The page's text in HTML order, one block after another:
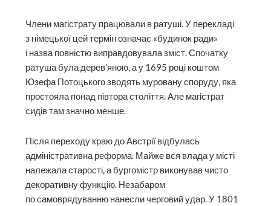
Члени магістрату працювали в ратуші. У перекладі
з німецької цей термін означає «будинок ради»
і назва повністю виправдовувала зміст. Спочатку
ратуша була дерев’яною, а у 1695 році кош­том
Юзефа Потоцького зводять муровану споруду, яка
простояла понад півтора століття. Але магістрат
сидів там значно менше.
Після переходу краю до Австрії відбулась
адміністративна реформа. Майже вся влада у місті
належала старості, а бургомістр виконував чисто
декоративну функцію. Незабаром
по самоврядуванню нанесли черговий удар. У 1801